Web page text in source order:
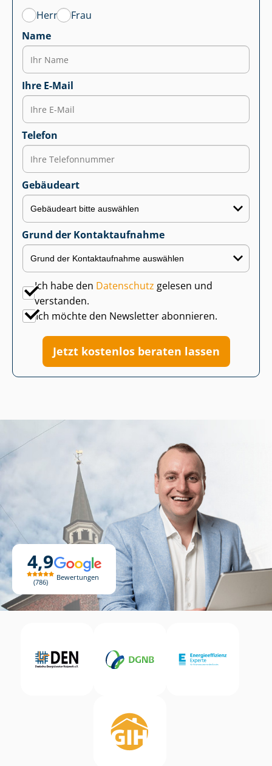
4,9
786
Bewertungen
Herr
Frau
Name
Ihre E-Mail
Telefon
Gebäudeart
Grund der Kontaktaufnahme
Ich habe den Datenschutz gelesen und
verstanden.
Ich möchte den Newsletter abonnieren.
Jetzt kostenlos beraten lassen